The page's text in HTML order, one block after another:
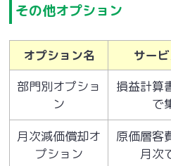
その他オプション
オプション名 サー
部門別オプショ
ン
損益計算
で
月次減価償却オ
プション
原価層客
月次